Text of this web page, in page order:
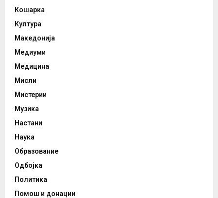
Кошарка
Култура
Македонија
Медиуми
Медицина
Мисли
Мистерии
Музика
Настани
Наука
Образование
Одбојка
Политика
Помош и донации